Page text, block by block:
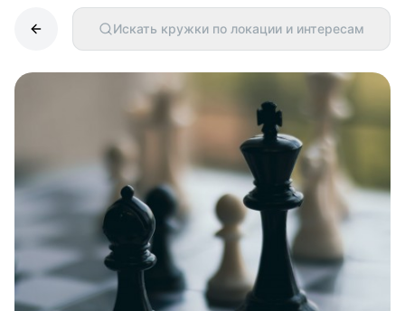
Искать кружки по локации и интересам